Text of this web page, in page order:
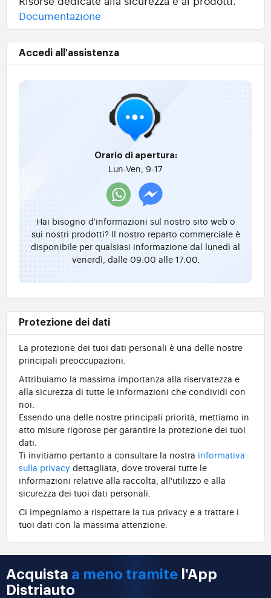
Documentazione
Accedi all'assistenza
Orario di apertura:
Lun-Ven, 9-17
Hai bisogno d'informazioni sul nostro sito web o
sui nostri prodotti? Il nostro reparto commerciale è
disponibile per qualsiasi informazione dal lunedì al
venerdì, dalle 09:00 alle 17:00.
Protezione dei dati
La protezione dei tuoi dati personali è una delle nostre
principali preoccupazioni.
Attribuiamo la massima importanza alla riservatezza e
alla sicurezza di tutte le informazioni che condividi con
noi.
Essendo una delle nostre principali priorità, mettiamo in
atto misure rigorose per garantire la protezione dei tuoi
dati.
Ti invitiamo pertanto a consultare la nostra informativa
sulla privacy dettagliata, dove troverai tutte le
informazioni relative alla raccolta, all'utilizzo e alla
sicurezza dei tuoi dati personali.
Ci impegniamo a rispettare la tua privacy e a trattare i
tuoi dati con la massima attenzione.
Acquista a meno tramite l'App
Distriauto